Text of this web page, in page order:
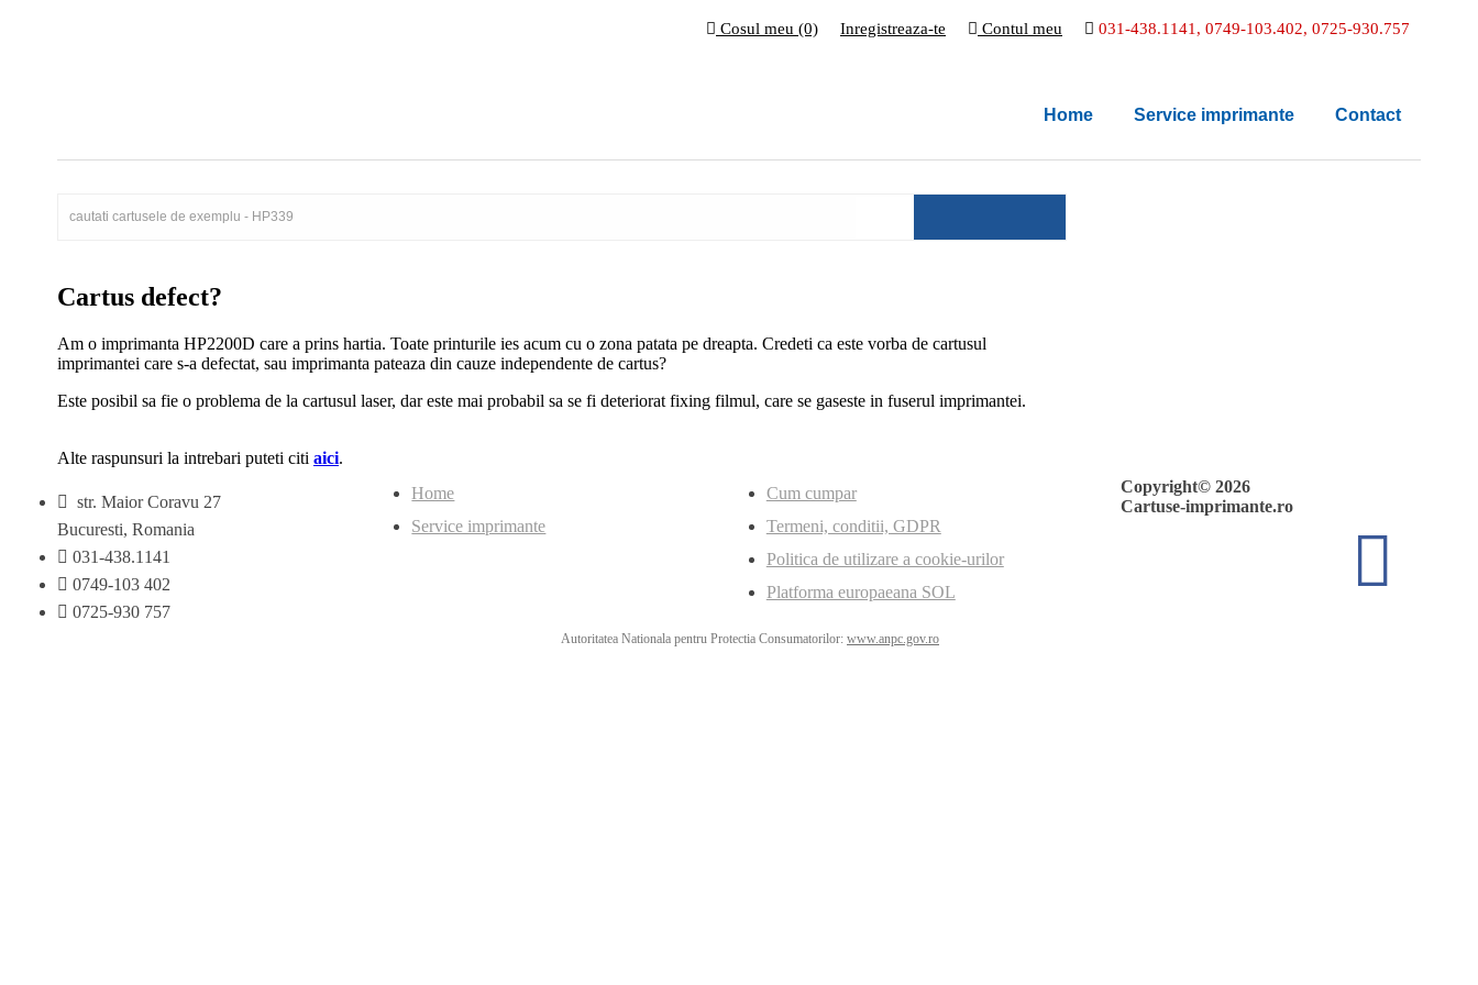
031-438.1141, 0749-103.402, 0725-930.757
Contul meu
Inregistreaza-te
Cosul meu (0)
Home Service imprimante Contact
Cartus defect?
Am o imprimanta HP2200D care a prins hartia. Toate printurile ies acum cu o zona patata pe dreapta. Credeti ca este vorba de cartusul
imprimantei care s-a defectat, sau imprimanta pateaza din cauze independente de cartus?
Este posibil sa fie o problema de la cartusul laser, dar este mai probabil sa se fi deteriorat fixing filmul, care se gaseste in fuserul imprimantei.
Alte raspunsuri la intrebari puteti citi aici.
str. Maior Coravu 27
Bucuresti, Romania
031-438.1141
0749-103 402
0725-930 757
Home
Service imprimante
Cum cumpar
Termeni, conditii, GDPR
Politica de utilizare a cookie-urilor
Platforma europaeana SOL
Copyright© 2026
Cartuse-imprimante.ro
Autoritatea Nationala pentru Protectia Consumatorilor: www.anpc.gov.ro